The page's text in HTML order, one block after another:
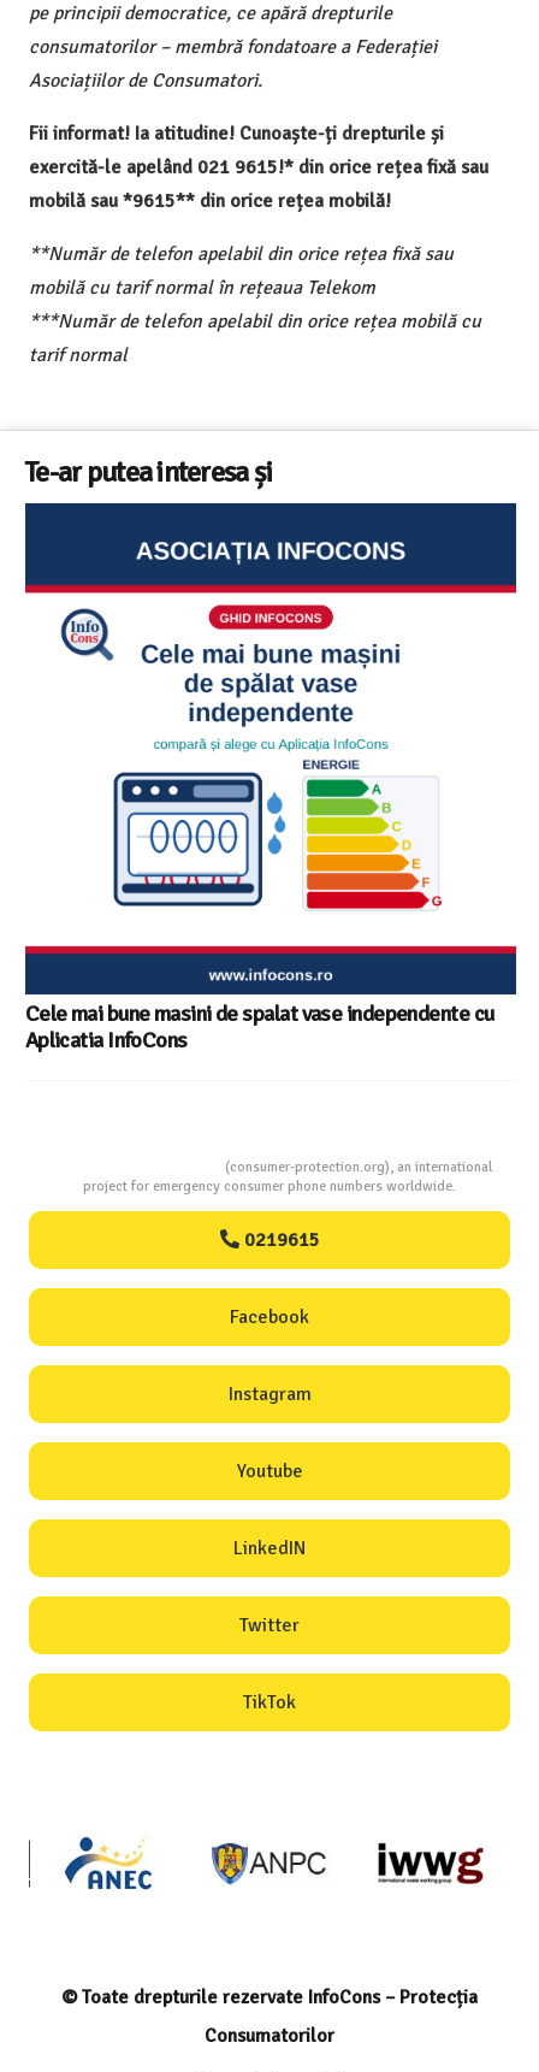
pe principii democratice, ce apără drepturile
consumatorilor – membră fondatoare a Federației
Asociațiilor de Consumatori.
Fii informat! Ia atitudine! Cunoaște-ți drepturile și
exercită-le apelând 021 9615!* din orice rețea fixă sau
mobilă sau *9615** din orice rețea mobilă!
**Număr de telefon apelabil din orice rețea fixă sau
mobilă cu tarif normal în rețeaua Telekom
***Număr de telefon apelabil din orice rețea mobilă cu
tarif normal
Te-ar putea interesa și
Cele mai bune masini de spalat vase independente cu
Aplicatia InfoCons
(consumer-protection.org), an international
project for emergency consumer phone numbers worldwide.
0219615
Facebook
Instagram
Youtube
LinkedIN
Twitter
TikTok
© Toate drepturile rezervate InfoCons – Protecția
Consumatorilor